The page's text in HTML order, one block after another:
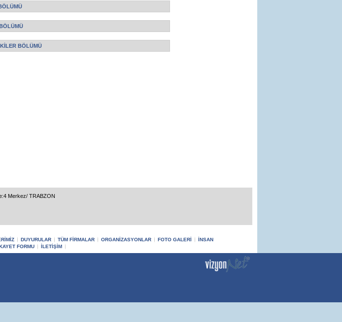
BÖLÜMÜ
Merkez/ TRABZON
DUYURULAR TÜM FİRMALAR ORGANİZASYONLAR FOTO GALERİ
İNSAN
FORMU İLETİŞİM